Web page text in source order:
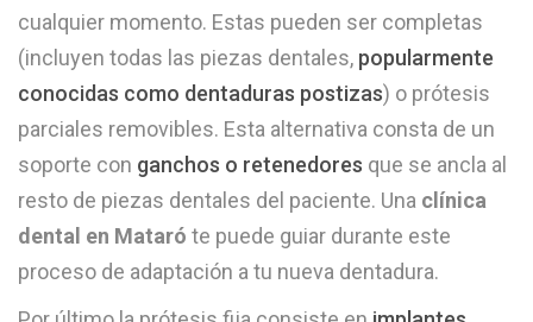
cualquier momento. Estas pueden ser completas
(incluyen todas las piezas dentales, popularmente
conocidas como dentaduras postizas) o prótesis
parciales removibles. Esta alternativa consta de un
soporte con ganchos o retenedores que se ancla al
resto de piezas dentales del paciente. Una clínica
dental en Mataró te puede guiar durante este
proceso de adaptación a tu nueva dentadura.